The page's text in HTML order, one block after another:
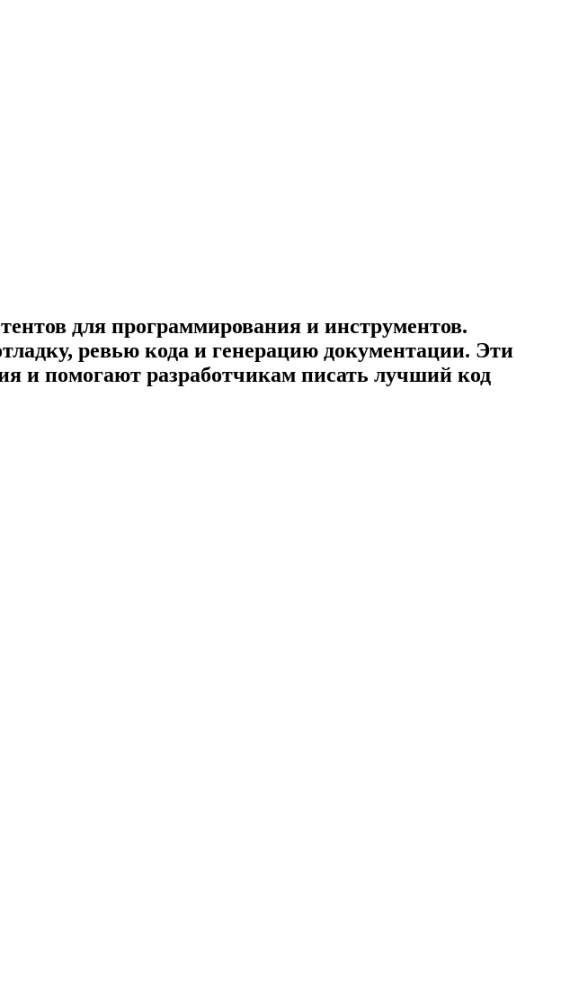
для программирования и инструментов.
ревью кода и генерацию документации. Эти
и помогают разработчикам писать лучший код